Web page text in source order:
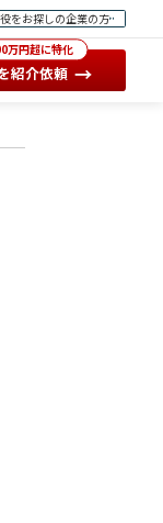
をお探しの企業の方
万円超に特化
紹介依頼 →